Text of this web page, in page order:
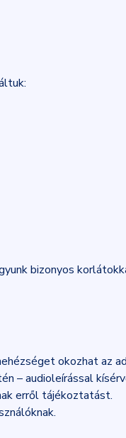
bizonyos
okozhat az
– audioleírással
erről tájékoztatást.